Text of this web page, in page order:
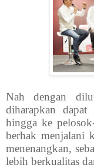
Nah dengan
diharapkan
hingga ke
berhak menjalani
menenangkan,
lebih berkualitas